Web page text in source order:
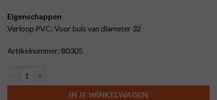
Eigenschappen
Verloop PVC: Voor buis van diameter 32
Artikelnummer: 80305
IN JE WINKELWAGEN